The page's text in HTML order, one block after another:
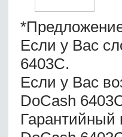
Если у Вас
6403C.
Если у Вас
DoCash
Гарантийный